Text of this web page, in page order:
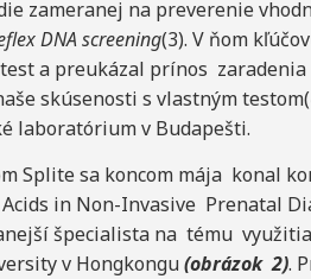
zameranej na preverenie
DNA screening(3). V ňom
a preukázal prínos
skúsenosti s vlastným
laboratórium v Budapešti.
Splite sa koncom mája konal
Acids in Non-Invasive Prenatal
špecialista na tému
v Hongkongu(obrázok 2).